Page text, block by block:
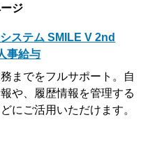
ジ
ステム SMILE V 2nd
事給与
までをフルサポート。自
や、履歴情報を管理する
にご活用いただけます。